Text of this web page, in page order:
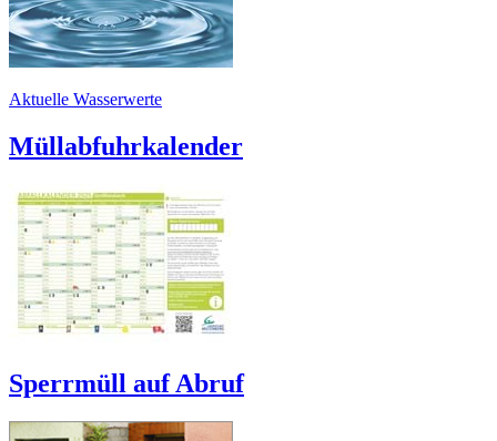
Aktuelle Wasserwerte
Müllabfuhrkalender
Sperrmüll auf Abruf